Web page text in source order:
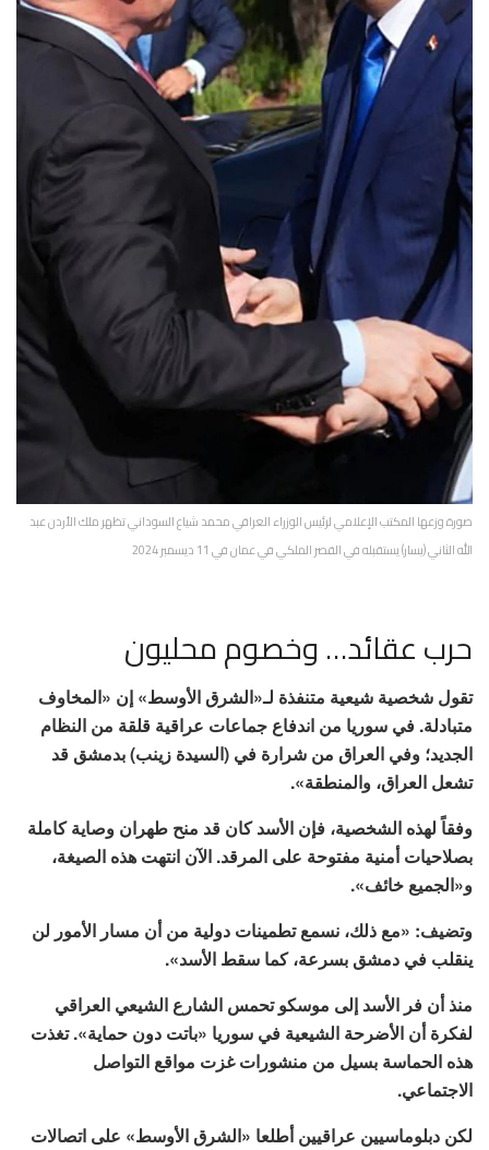
صورة وزعها المكتب الإعلامي لرئيس الوزراء العراقي محمد شياع السوداني تظهر ملك الأردن عبد
الله الثاني (يسار) يستقبله في القصر الملكي في عمان في 11 ديسمبر 2024
حرب عقائد… وخصوم محليون
تقول شخصية شيعية متنفذة لـ«الشرق الأوسط» إن «المخاوف
متبادلة. في سوريا من اندفاع جماعات عراقية قلقة من النظام
الجديد؛ وفي العراق من شرارة في (السيدة زينب) بدمشق قد
تشعل العراق، والمنطقة».
وفقاً لهذه الشخصية، فإن الأسد كان قد منح طهران وصاية كاملة
بصلاحيات أمنية مفتوحة على المرقد. الآن انتهت هذه الصيغة،
و«الجميع خائف».
وتضيف: «مع ذلك، نسمع تطمينات دولية من أن مسار الأمور لن
ينقلب في دمشق بسرعة، كما سقط الأسد».
منذ أن فر الأسد إلى موسكو تحمس الشارع الشيعي العراقي
لفكرة أن الأضرحة الشيعية في سوريا «باتت دون حماية». تغذت
هذه الحماسة بسيل من منشورات غزت مواقع التواصل
الاجتماعي.
لكن دبلوماسيين عراقيين أطلعا «الشرق الأوسط» على اتصالات